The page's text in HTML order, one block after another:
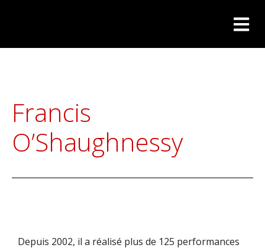
Francis
O’Shaughnessy
Depuis 2002, il a réalisé plus de 125 performances